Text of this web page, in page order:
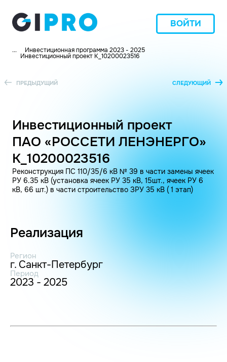
ВОЙТИ
... Инвестиционная программа 2023 - 2025
Инвестиционный проект K_10200023516
ПРЕДЫДУЩИЙ СЛЕДУЮЩИЙ
Инвестиционный проект
ПАО «РОССЕТИ ЛЕНЭНЕРГО»
K_10200023516
Реконструкция ПС 110/35/6 кВ № 39 в части замены ячеек
РУ 6.35 кВ (установка ячеек РУ 35 кВ, 15шт., ячеек РУ 6
кВ, 66 шт.) в части строительство ЗРУ 35 кВ ( 1 этап)
Реализация
Регион
г. Санкт-Петербург
Период
2023 - 2025